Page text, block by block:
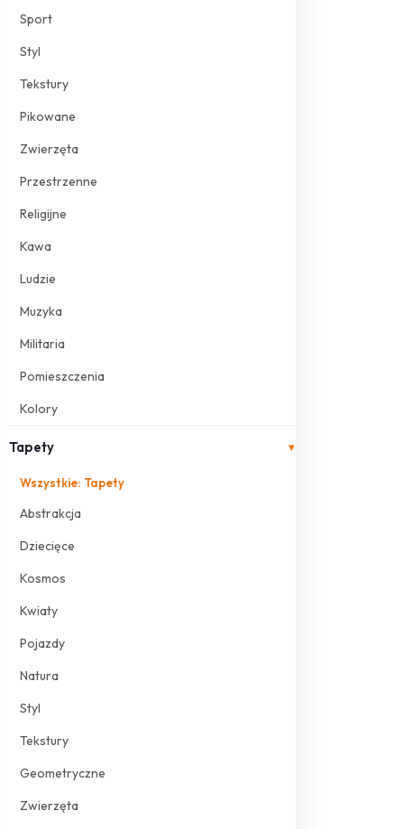
Sport
Styl
Tekstury
Pikowane
Zwierzęta
Przestrzenne
Religijne
Kawa
Ludzie
Muzyka
Militaria
Pomieszczenia
Kolory
Tapety ▾
Wszystkie: Tapety
Abstrakcja
Dziecięce
Kosmos
Kwiaty
Pojazdy
Natura
Styl
Tekstury
Geometryczne
Zwierzęta